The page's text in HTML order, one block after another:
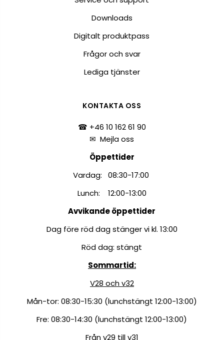
Downloads
Digitalt produktpass
Frågor och svar
Lediga tjänster
KONTAKTA OSS
☎ +46 10 162 61 90
✉Mejla oss
Öppettider
Vardag: 08:30-17:00
Lunch: 12:00-13:00
Avvikande öppettider
Dag före röd dag stänger vi kl. 13:00
Röd dag: stängt
Sommartid:
V28 och v32
Mån-tor: 08:30-15:30 (lunchstängt 12:00-13:00)
Fre: 08:30-14:30 (lunchstängt 12:00-13:00)
Från v29 till v31